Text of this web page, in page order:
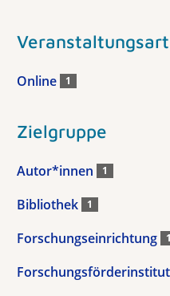
Veranstaltungsart
Online 1
Zielgruppe
Autor*innen 1
Bibliothek 1
Forschungseinrichtung 1